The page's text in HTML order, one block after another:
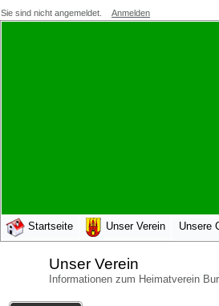
Sie sind nicht angemeldet. Anmelden
Startseite Unser Verein Unsere
Unser Verein
Informationen zum Heimatverein